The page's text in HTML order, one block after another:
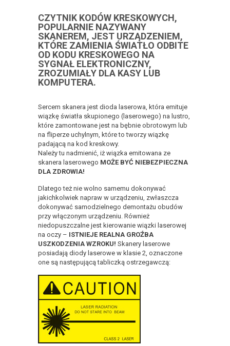
CZYTNIK KODÓW KRESKOWYCH,
POPULARNIE NAZYWANY
SKANEREM, JEST URZĄDZENIEM,
KTÓRE ZAMIENIA ŚWIATŁO ODBITE
OD KODU KRESKOWEGO NA
SYGNAŁ ELEKTRONICZNY,
ZROZUMIAŁY DLA KASY LUB
KOMPUTERA.
Sercem skanera jest dioda laserowa, która emituje
wiązkę światła skupionego (laserowego) na lustro,
które zamontowane jest na bębnie obrotowym lub
na fliperze uchylnym, które to tworzy wiązkę
padającą na kod kreskowy.
Należy tu nadmienić, iż wiązka emitowana ze
skanera laserowego MOŻE BYĆ NIEBEZPIECZNA
DLA ZDROWIA!
Dlatego też nie wolno samemu dokonywać
jakichkolwiek napraw w urządzeniu, zwłaszcza
dokonywać samodzielnego demontażu obudów
przy włączonym urządzeniu. Również
niedopuszczalne jest kierowanie wiązki laserowej
na oczy – ISTNIEJE REALNA GROŹBA
USZKODZENIA WZROKU! Skanery laserowe
posiadają diody laserowe w klasie 2, oznaczone
one są następującą tabliczką ostrzegawczą: